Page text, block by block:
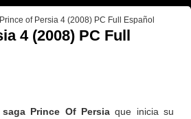
Prince of Persia 4 (2008) PC Full Español
4 (2008) PC Full
saga Prince Of Persia que inicia su